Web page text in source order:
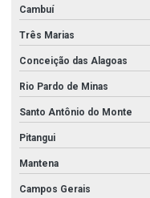
Cambuí
Três Marias
Conceição das Alagoas
Rio Pardo de Minas
Santo Antônio do Monte
Pitangui
Mantena
Campos Gerais